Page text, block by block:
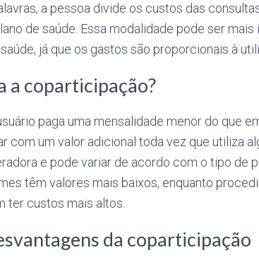
a pessoa divide os custos das
de saúde. Essa modalidade pode ser
já que os gastos são proporcionais à
a coparticipação?
paga uma mensalidade menor do que
com um valor adicional toda vez que utiliza
e pode variar de acordo com o tipo de
têm valores mais baixos, enquanto
ter custos mais altos.
da coparticipação